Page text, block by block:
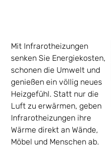
Mit Infrarotheizungen
senken Sie Energiekosten,
schonen die Umwelt und
genießen ein völlig neues
Heizgefühl. Statt nur die
Luft zu erwärmen, geben
Infrarotheizungen ihre
Wärme direkt an Wände,
Möbel und Menschen ab.